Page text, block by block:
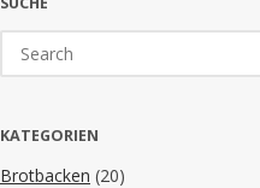
for:
KATEGORIEN
Brotbacken (20)